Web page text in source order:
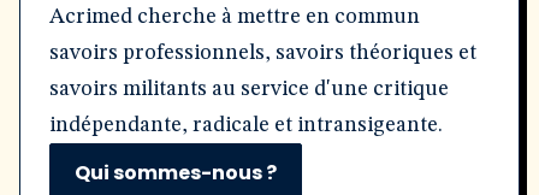
Acrimed cherche à mettre en commun
savoirs professionnels, savoirs théoriques et
savoirs militants au service d'une critique
indépendante, radicale et intransigeante.
Qui sommes-nous ?